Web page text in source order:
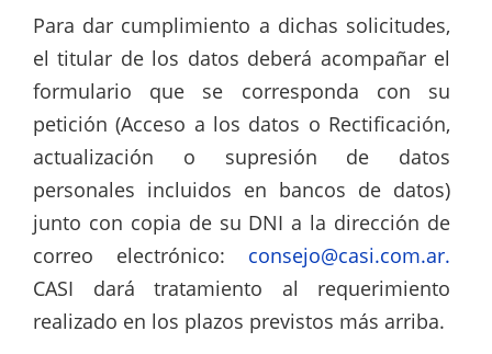
Para dar cumplimiento a dichas solicitudes,
el titular de los datos deberá acompañar el
formulario que se corresponda con su
petición (Acceso a los datos o Rectificación,
actualización o supresión de datos
personales incluidos en bancos de datos)
junto con copia de su DNI a la dirección de
correo electrónico: consejo@casi.com.ar.
CASI dará tratamiento al requerimiento
realizado en los plazos previstos más arriba.